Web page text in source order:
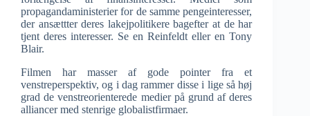
propagandaministerier for de samme pengeinteresser,
der ansættter deres lakejpolitikere bagefter at de har
tjent deres interesser. Se en Reinfeldt eller en Tony
Blair.
Filmen har masser af gode pointer fra et
venstreperspektiv, og i dag rammer disse i lige så høj
grad de venstreorienterede medier på grund af deres
alliancer med stenrige globalistfirmaer.